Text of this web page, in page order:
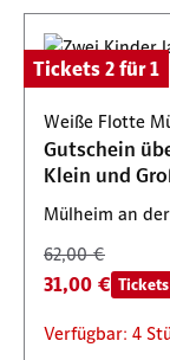
Tickets 2 für 1
Weiße Flotte
Gutschein
Klein und
Mülheim an
62,00 €
31,00 €
Verfügbar: 4